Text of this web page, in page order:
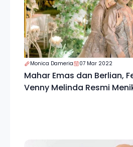
Monica Dameria 07 Mar 2022
Mahar Emas dan Berlian,
Venny Melinda Resmi